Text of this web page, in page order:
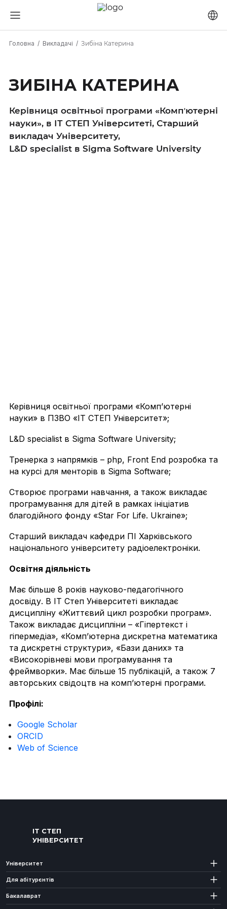
Головна Викладачі Зибіна Катерина
ЗИБІНА КАТЕРИНА
Керівниця освітньої програми «Компʼютерні
науки», в ІТ СТЕП Університеті, Старший
викладач Університету,
L&D specialist в Sigma Software University
Керівниця освітньої програми «Компʼютерні
науки» в ПЗВО «IT СТЕП Університет»;
L&D specialist в Sigma Software University;
Тренерка з напрямків – php, Front End розробка та
на курсі для менторів в Sigma Software;
Створює програми навчання, а також викладає
програмування для дітей в рамках ініціатив
благодійного фонду «Star For Life. Ukraine»;
Старший викладач кафедри ПІ Харківського
національного університету радіоелектроніки.
Освітня діяльність
Має більше 8 років науково-педагогічного
досвіду. В IT Степ Університеті викладає
дисципліну «Життєвий цикл розробки програм».
Також викладає дисципліни – «Гіпертекст і
гіпермедіа», «Комп’ютерна дискретна математика
та дискретні структури», «Бази даних» та
«Високорівневі мови програмування та
фреймворки». Має більше 15 публікацій, а також 7
авторських свідоцтв на компʼютерні програми.
Профілі:
Google Scholar
ORCID
Web of Science
ІТ СТЕП
УНІВЕРСИТЕТ
Університет
Для абітурєнтів
Бакалаврат